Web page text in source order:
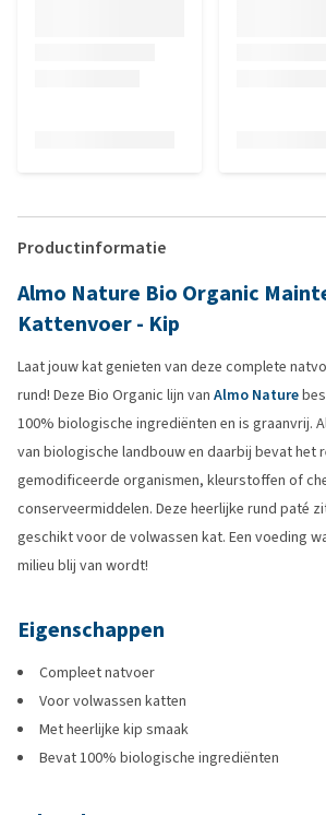
Productinformatie
Almo Nature Bio Organic
Kattenvoer - Kip
Laat jouw kat genieten van deze complete
rund! Deze Bio Organic lijn van Almo Nature
100% biologische ingrediënten en is graanvrij.
van biologische landbouw en daarbij bevat het
gemodificeerde organismen, kleurstoffen of
conserveermiddelen. Deze heerlijke rund paté
geschikt voor de volwassen kat. Een voeding
milieu blij van wordt!
Eigenschappen
Compleet natvoer
Voor volwassen katten
Met heerlijke kip smaak
Bevat 100% biologische ingrediënten